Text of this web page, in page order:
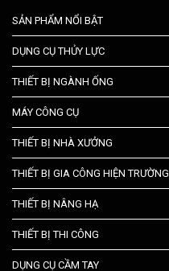
SẢN PHẨM NỔI BẬT
DỤNG CỤ THỦY LỰC
THIẾT BỊ NGÀNH ỐNG
MÁY CÔNG CỤ
THIẾT BỊ NHÀ XƯỞNG
THIẾT BỊ GIA CÔNG HIỆN TRƯỜNG
THIẾT BỊ NÂNG HẠ
THIẾT BỊ THI CÔNG
DỤNG CỤ CẦM TAY